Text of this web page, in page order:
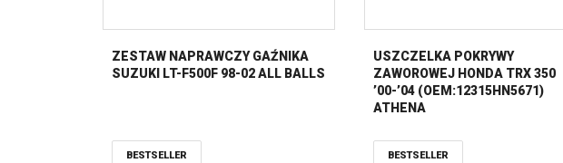
ZESTAW NAPRAWCZY GAŹNIKA
SUZUKI LT-F500F 98-02 ALL BALLS
BESTSELLER
USZCZELKA POKRYWY
ZAWOROWEJ HONDA TRX 350
’00-’04 (OEM:12315HN5671)
ATHENA
BESTSELLER